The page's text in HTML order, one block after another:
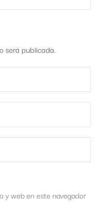
será publicada.
y web en este navegador